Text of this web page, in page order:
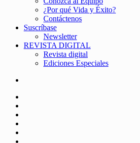
¿Por qué Vida y Éxito?
Contáctenos
Suscríbase
Newsletter
REVISTA DIGITAL
Revista digital
Ediciones Especiales